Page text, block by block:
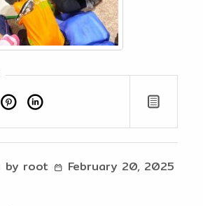
by root February 20, 2025